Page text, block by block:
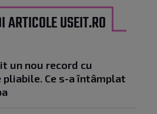
ARTICOLE USEIT.RO
un nou record cu
Ce s-a întâmplat